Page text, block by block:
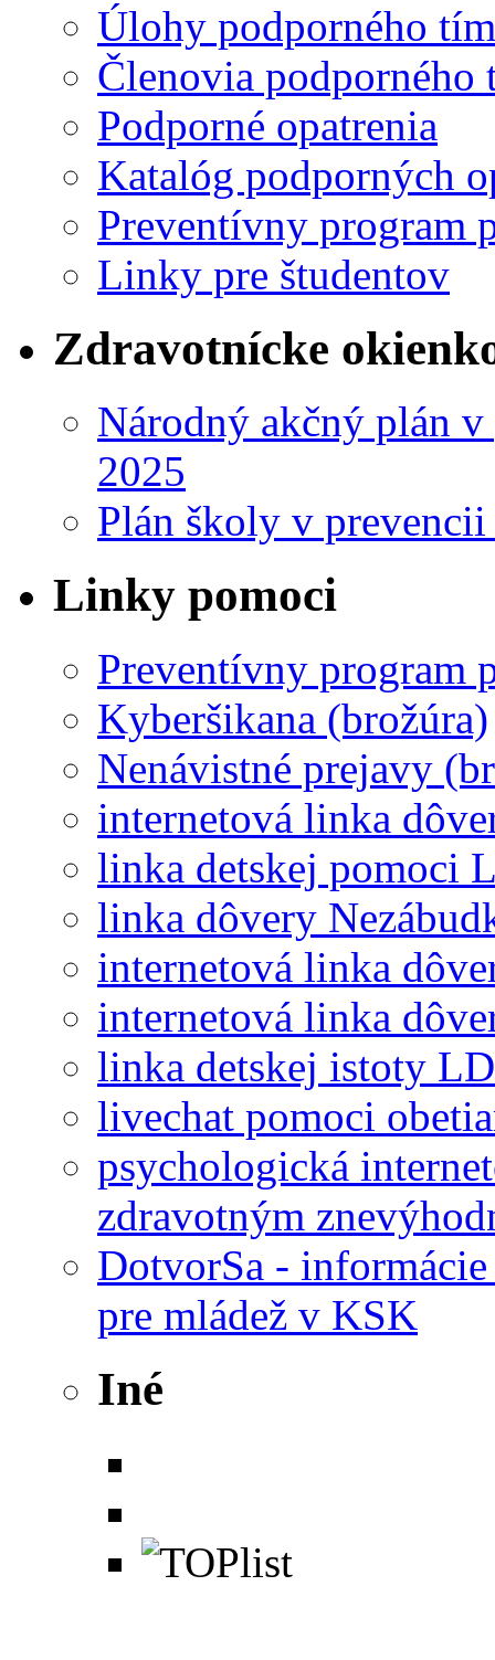
Úlohy podporného
Členovia podporného
Podporné opatrenia
Katalóg podporných
Preventívny program
Linky pre študentov
Zdravotnícke
Národný akčný plán
2025
Plán školy v
Linky pomoci
Preventívny program
Kyberšikana (brožúra)
Nenávistné prejavy
internetová linka
linka detskej pomoci
linka dôvery
internetová linka
internetová linka
linka detskej istoty
livechat pomoci
psychologická
zdravotným
DotvorSa -
pre mládež v KSK
Iné